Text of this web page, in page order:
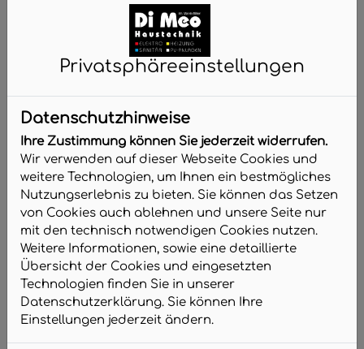
Qualität vom Fachmann
Ausschließlich Markenprodukte führender
Hersteller.
Umfassende Service- und Garantieleistungen.
Installation, Wartung und Instandhaltung aus
einer Hand.
Professionelle Installation
Koordination aller beteiligten Gewerke.
Privatsphäre­einstellungen
Datenschutzhinweise
Ihre Zustimmung können Sie jederzeit widerrufen.
Wir verwenden auf dieser Webseite Cookies und
weitere Technologien, um Ihnen ein bestmögliches
Nutzungserlebnis zu bieten. Sie können das Setzen
von Cookies auch ablehnen und unsere Seite nur
mit den technisch notwendigen Cookies nutzen.
Weitere Informationen, sowie eine detaillierte
Übersicht der Cookies und eingesetzten
Technologien finden Sie in unserer
Datenschutzerklärung. Sie können Ihre
Einstellungen jederzeit ändern.